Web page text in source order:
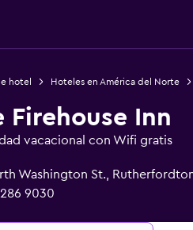
hotel Hoteles en América del Norte
Firehouse Inn
vacacional con Wifi gratis
Washington St.,
9030